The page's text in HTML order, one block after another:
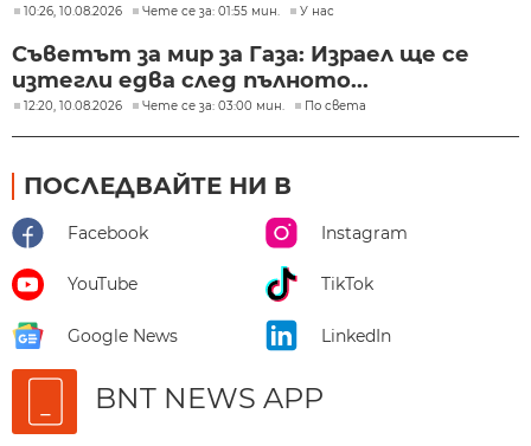
10:26, 10.08.2026 Чете се за: 01:55 мин. У нас
Съветът за мир за Газа: Израел ще се
изтегли едва след пълното...
12:20, 10.08.2026 Чете се за: 03:00 мин. По света
ПОСЛЕДВАЙТЕ НИ В
Facebook Instagram
YouTube TikTok
Google News LinkedIn
BNT NEWS APP